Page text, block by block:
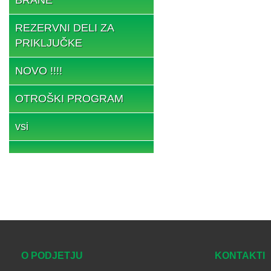
REZERVNI DELI ZA
PRIKLJUČKE
NOVO !!!!
OTROŠKI PROGRAM
vsi
O PODJETJU KONTAKTI